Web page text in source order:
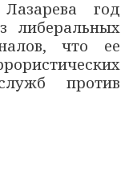
год
либеральных
что ее
против